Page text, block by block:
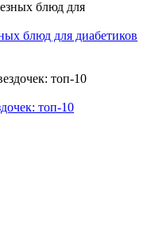
блюд для диабетиков
топ-10